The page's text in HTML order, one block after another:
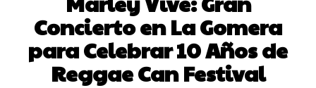
Concierto en La Gomera
para Celebrar 10 Años de
Reggae Can Festival